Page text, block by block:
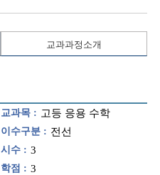
교과과정소개
교과목 : 고등 응용 수학
이수구분 : 전선
시수 : 3
학점 : 3